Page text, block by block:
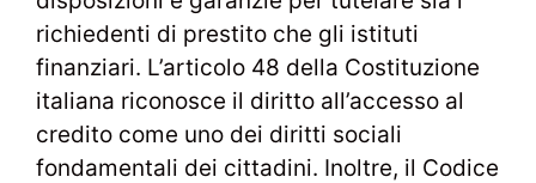
richiedenti di prestito che gli istituti
finanziari. L’articolo 48 della Costituzione
italiana riconosce il diritto all’accesso al
credito come uno dei diritti sociali
fondamentali dei cittadini. Inoltre, il Codice